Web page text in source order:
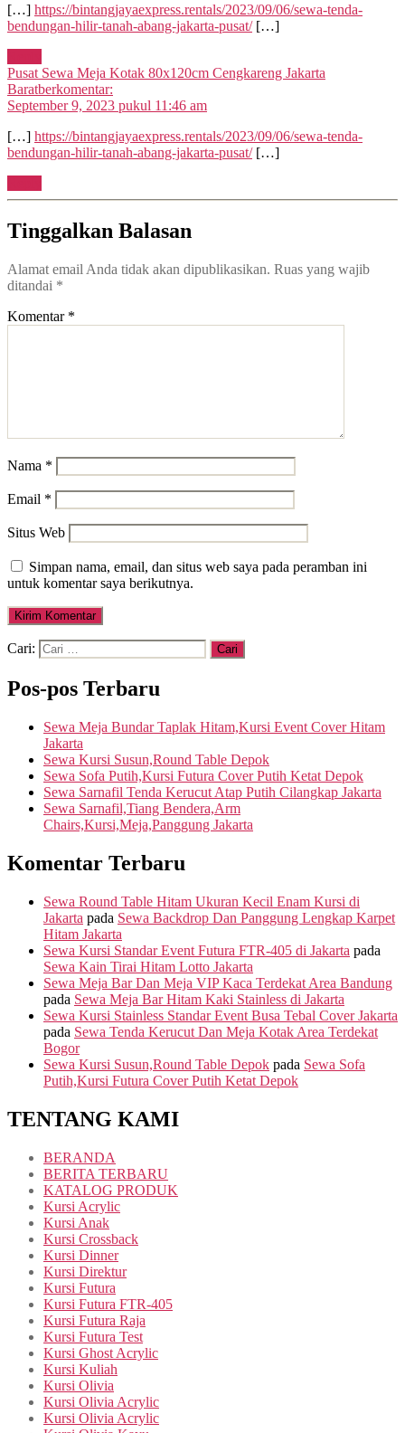
[…] https://bintangjayaexpress.rentals/2023/09/06/sewa-tenda-
bendungan-hilir-tanah-abang-jakarta-pusat/[…]
Pusat Sewa Meja Kotak 80x120cm Cengkareng Jakarta
Baratberkomentar:
September 9, 2023 pukul 11:46 am
[…] https://bintangjayaexpress.rentals/2023/09/06/sewa-tenda-
bendungan-hilir-tanah-abang-jakarta-pusat/[…]
Tinggalkan Balasan
Alamat email Anda tidak akan dipublikasikan. Ruas yang wajib
ditandai *
Komentar *
Nama *
Email *
Situs Web
Simpan nama, email, dan situs web saya pada peramban ini
untuk komentar saya berikutnya.
Cari:
Pos-pos Terbaru
Sewa Meja Bundar Taplak Hitam,Kursi Event Cover Hitam
Jakarta
Sewa Kursi Susun,Round Table Depok
Sewa Sofa Putih,Kursi Futura Cover Putih Ketat Depok
Sewa Sarnafil Tenda Kerucut Atap Putih Cilangkap Jakarta
Sewa Sarnafil,Tiang Bendera,Arm
Chairs,Kursi,Meja,Panggung Jakarta
Komentar Terbaru
Sewa Round Table Hitam Ukuran Kecil Enam Kursi di
Jakarta pada Sewa Backdrop Dan Panggung Lengkap Karpet
Hitam Jakarta
Sewa Kursi Standar Event Futura FTR-405 di Jakarta pada
Sewa Kain Tirai Hitam Lotto Jakarta
Sewa Meja Bar Dan Meja VIP Kaca Terdekat Area Bandung
pada Sewa Meja Bar Hitam Kaki Stainless di Jakarta
Sewa Kursi Stainless Standar Event Busa Tebal Cover Jakarta
pada Sewa Tenda Kerucut Dan Meja Kotak Area Terdekat
Bogor
Sewa Kursi Susun,Round Table Depok pada Sewa Sofa
Putih,Kursi Futura Cover Putih Ketat Depok
TENTANG KAMI
BERANDA
BERITA TERBARU
KATALOG PRODUK
Kursi Acrylic
Kursi Anak
Kursi Crossback
Kursi Dinner
Kursi Direktur
Kursi Futura
Kursi Futura FTR-405
Kursi Futura Raja
Kursi Futura Test
Kursi Ghost Acrylic
Kursi Kuliah
Kursi Olivia
Kursi Olivia Acrylic
Kursi Olivia Acrylic